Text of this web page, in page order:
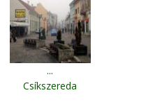
...
Csíkszereda